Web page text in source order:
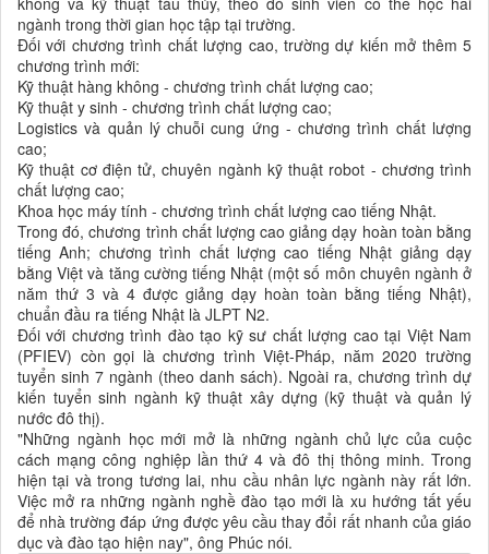
ngành trong thời gian học tập tại trường.
Đối với chương trình chất lượng cao, trường dự kiến mở thêm 5
chương trình mới:
Kỹ thuật hàng không - chương trình chất lượng cao;
Kỹ thuật y sinh - chương trình chất lượng cao;
Logistics và quản lý chuỗi cung ứng - chương trình chất lượng
cao;
Kỹ thuật cơ điện tử, chuyên ngành kỹ thuật robot - chương trình
chất lượng cao;
Khoa học máy tính - chương trình chất lượng cao tiếng Nhật.
Trong đó, chương trình chất lượng cao giảng dạy hoàn toàn bằng
tiếng Anh; chương trình chất lượng cao tiếng Nhật giảng dạy
bằng Việt và tăng cường tiếng Nhật (một số môn chuyên ngành ở
năm thứ 3 và 4 được giảng dạy hoàn toàn bằng tiếng Nhật),
chuẩn đầu ra tiếng Nhật là JLPT N2.
Đối với chương trình đào tạo kỹ sư chất lượng cao tại Việt Nam
(PFIEV) còn gọi là chương trình Việt-Pháp, năm 2020 trường
tuyển sinh 7 ngành (theo danh sách). Ngoài ra, chương trình dự
kiến tuyển sinh ngành kỹ thuật xây dựng (kỹ thuật và quản lý
nước đô thị).
"Những ngành học mới mở là những ngành chủ lực của cuộc
cách mạng công nghiệp lần thứ 4 và đô thị thông minh. Trong
hiện tại và trong tương lai, nhu cầu nhân lực ngành này rất lớn.
Việc mở ra những ngành nghề đào tạo mới là xu hướng tất yếu
để nhà trường đáp ứng được yêu cầu thay đổi rất nhanh của giáo
dục và đào tạo hiện nay", ông Phúc nói.